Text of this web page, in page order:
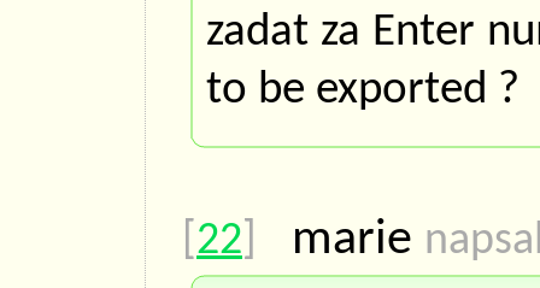
zadat za Enter
to be exported ?
22 marie